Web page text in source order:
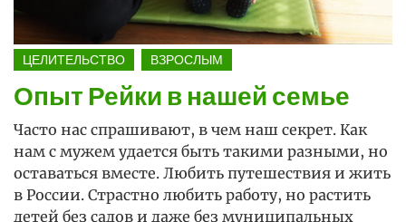
ЦЕЛИТЕЛЬСТВО ВЗРОСЛЫМ
Опыт Рейки в нашей семье
Часто нас спрашивают, в чем наш секрет. Как
нам с мужем удается быть такими разными, но
оставаться вместе. Любить путешествия и жить
в России. Страстно любить работу, но растить
детей без садов и даже без муниципальных